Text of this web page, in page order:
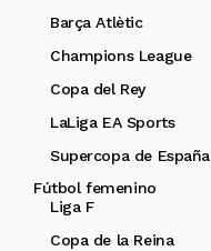
Barça Atlètic
Champions League
Copa del Rey
LaLiga EA Sports
Supercopa de España
Fútbol femenino
Liga F
Copa de la Reina